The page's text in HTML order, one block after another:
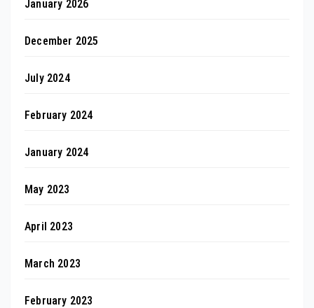
January 2026
December 2025
July 2024
February 2024
January 2024
May 2023
April 2023
March 2023
February 2023